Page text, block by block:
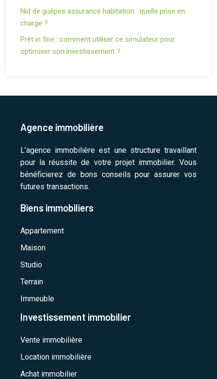
Nid de guêpes assurance habitation : quelle prise en
charge ?
Prêt in fine : comment utiliser ce simulateur pour
optimiser son investissement ?
Agence immobilière
L’agence immobilière est une structure travaillant
pour la réussite de votre projet immobilier. Vous
bénéficierez de bons conseils pour assurer vos
futures transactions.
Biens immobiliers
Appartement
Maison
Studio
Terrain
Immeuble
Investissement immobilier
Vente immobilière
Location immobilière
Achat immobilier